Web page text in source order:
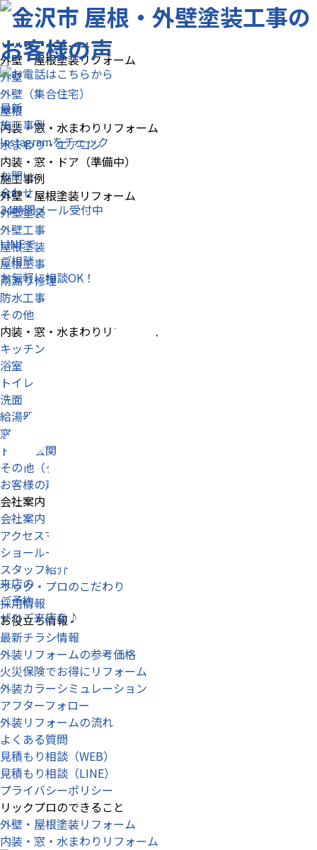
最新
施工事例
Instagramをチェック
お問い
合わせ
24時間メール受付中
LINEで
ご相談
お気軽に相談OK！
来店の
ご予約
ぜひご来店を♪
選ばれる理由
リフォームメニュー
外壁・屋根塗装リフォーム
外壁
外壁（集合住宅）
屋根
内装・窓・水まわりリフォーム
水まわり・エアコン
内装・窓・ドア（準備中）
施工事例
外壁・屋根塗装リフォーム
外壁塗装
外壁工事
屋根塗装
屋根工事
雨漏り修理
防水工事
その他
内装・窓・水まわりリフォーム
キッチン
浴室
トイレ
洗面
給湯器
窓
ドア・玄関
その他（クロス・床貼替等）
お客様の声
会社案内
会社案内
アクセスマップ
ショールームのご案内
スタッフ紹介
リック・プロのこだわり
採用情報
お役立ち情報
最新チラシ情報
外装リフォームの参考価格
火災保険でお得にリフォーム
外装カラーシミュレーション
アフターフォロー
外装リフォームの流れ
よくある質問
見積もり相談（WEB）
見積もり相談（LINE）
プライバシーポリシー
リックプロのできること
外壁・屋根塗装リフォーム
内装・窓・水まわりリフォーム